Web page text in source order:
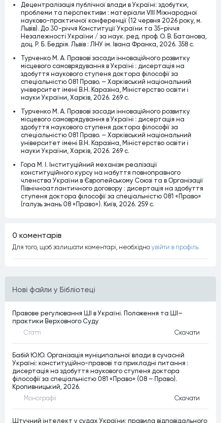
Нові файли у Бібліотеці
Правове регулювання ШІ в Україні. Положення та ШІ–
практики Верховного Суду
Статтi Скачати
Бабій Ю.Ю. Організація муніципальної влади в сучасній
Україні: конституційно-правові та прикладні питання :
дисертація на здобуття наукового ступеня доктора
філософії за спеціальністю 081 «Право» (08 – Право).
Кропивницький, 2026.
Монографiї Скачати
Штучний інтелект у судах України: правила відповідального
Децентралізація публічної влади в Україні: здобутки,
проблеми та перспективи : матеріали VІІІ Міжнародної
науково-практичної конференції (12 червня 2026 року, м.
Львів). До 30-річчя Конституції України та 35-річчя
Незалежності України / за наук. ред. проф. О. В. Батанова,
доц. Р. Б. Бедрія. Львів : ЛНУ ім. Івана Франка, 2026. 358 с.
Турченко М. А. Правові засади інноваційного розвитку
місцевого самоврядування в Україні : дисертація на
здобуття наукового ступеня доктора філософії за
спеціальністю 081 Право. – Харківський національний
університет імені В.Н. Каразіна, Міністерство освіти і
науки України, Харків, 2026. 269 c.
Турченко М. А. Правові засади інноваційного розвитку
місцевого самоврядування в Україні : дисертація на
здобуття наукового ступеня доктора філософії за
спеціальністю 081 Право. – Харківський національний
університет імені В.Н. Каразіна, Міністерство освіти і
науки України, Харків, 2026. 269 c.
Гора М. І. Інституційний механізм реалізації
конституційного курсу на набуття повноправного
членства України в Європейському Союзі та в Організації
Північноатлантичного договору : дисертація на здобуття
ступеня доктора філософії за спеціальністю 081 «Право»
(галузь знань 08 «Право»). Київ, 2026. 259 с.
0 коментарiв
Для того, щоб залишати коментарi, необхiдно увiйти в профiль